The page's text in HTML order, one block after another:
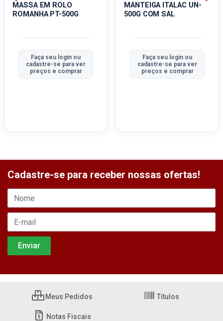
MASSA EM ROLO
ROMANHA PT-500G
Faça seu login ou
cadastre-se para ver
preços e comprar
MANTEIGA ITALAC UN-
500G COM SAL
Faça seu login ou
cadastre-se para ver
preços e comprar
Cadastre-se para receber nossas ofertas!
Meus Pedidos Títulos
Notas Fiscais